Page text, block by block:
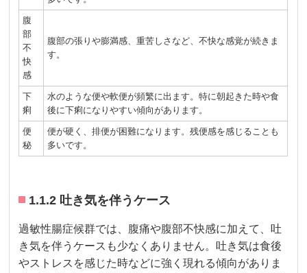
腹
部
不
快
感
腹部の張りや膨満感、重苦しさなど、不快な感覚が続きま
す。
下
痢
水のような便や軟便が頻繁に出ます。特に朝起きた時や食
後に下痢になりやすい傾向があります。
便
秘
便が硬く、排便が困難になります。残便感を感じることも
多いです。
1.1.2 吐き気を伴うケース
過敏性腸症候群では、腹痛や腹部不快感に加えて、吐
き気を伴うケースも少なくありません。吐き気は食後
やストレスを感じた時などに強く現れる傾向がありま